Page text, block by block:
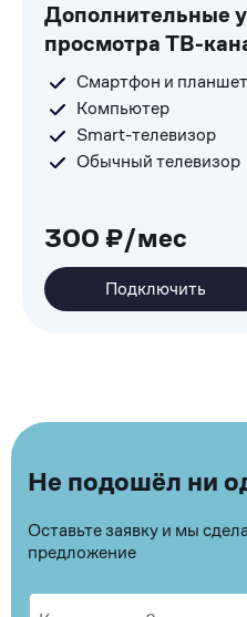
Дополнительные
просмотра ТВ-
Смартфон и планшет
Компьютер
Smart-телевизор
Обычный телевизор
300 ₽/мес
Подключить
Не подошёл ни
Оставьте заявку и мы
предложение